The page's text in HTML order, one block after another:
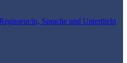
in, Sprache und Untertiteln